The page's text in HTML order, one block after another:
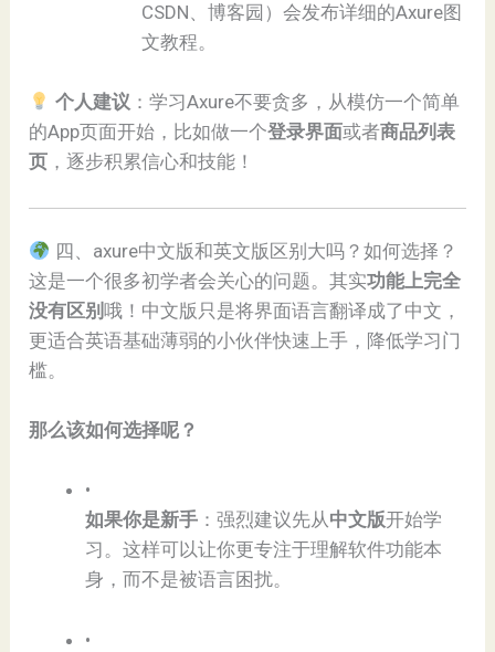
CSDN、博客园）会发布详细的Axure图
文教程。
​个人建议​ ​：学习Axure不要贪多，从模仿一个简单
的App页面开始，比如做一个​​登录界面​​或者​​商品列表
页​ ​，逐步积累信心和技能！
四、axure中文版和英文版区别大吗？如何选择？
这是一个很多初学者会关心的问题。其实​​功能上完全
没有区别​​哦！中文版只是将界面语言翻译成了中文，
更适合英语基础薄弱的小伙伴快速上手，降低学习门
槛。
​那么该如何选择呢？​
•
​如果你是新手​ ​：强烈建议先从​​中文版​​开始学
习。这样可以让你更专注于理解软件功能本
身，而不是被语言困扰。
•